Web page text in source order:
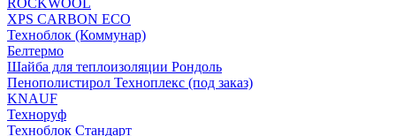
ROCKWOOL
XPS CARBON ECO
Техноблок (Коммунар)
Белтермо
Шайба для теплоизоляции Рондоль
Пенополистирол Техноплекс (под заказ)
KNАUF
Технoруф
Техноблок Стандарт